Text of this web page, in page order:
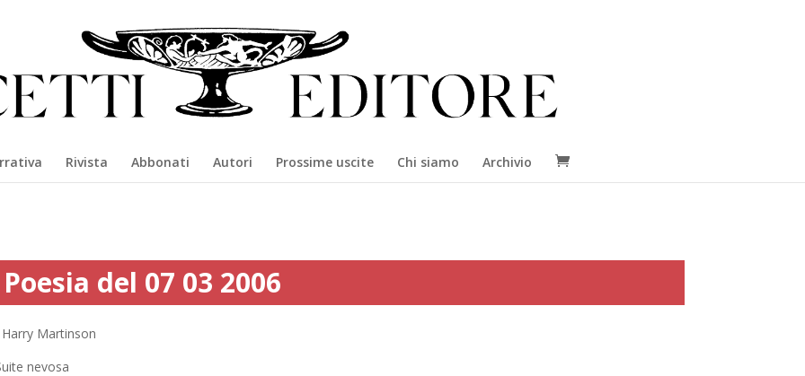
Rivista Abbonati Autori Prossime uscite Chi siamo Archivio
Poesia del 07 03 2006
Harry Martinson
nevosa